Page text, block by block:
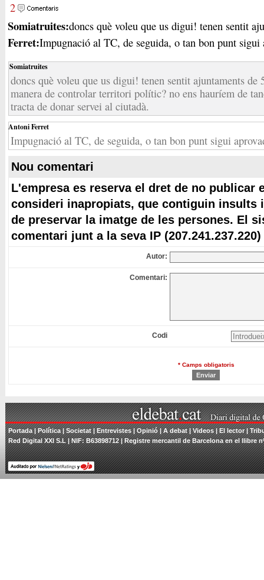
2
Somiatruites:doncs què voleu que us digui! tenen sentit
Ferret:Impugnació al TC, de seguida, o tan bon punt sigui
Somiatruites
doncs què voleu que us digui! tenen sentit ajuntaments de
manera de controlar territori polític? no ens hauríem de
tracta de donar servei al ciutadà.
Antoni Ferret
Impugnació al TC, de seguida, o tan bon punt sigui
Nou comentari
L'empresa es reserva el dret de no publicar
consideri inapropiats, que contiguin insults
de preservar la imatge de les persones. El
comentari junt a la seva IP (207.241.237.220)
Autor:
Comentari:
Codi
* Camps obligatoris
Portada|Política|Societat|Entrevistes|Opinió|A debat|Videos|El lector|
Red Digital XXI S.L | NIF: B63898712 | Registre mercantil de Barcelona en el llibre